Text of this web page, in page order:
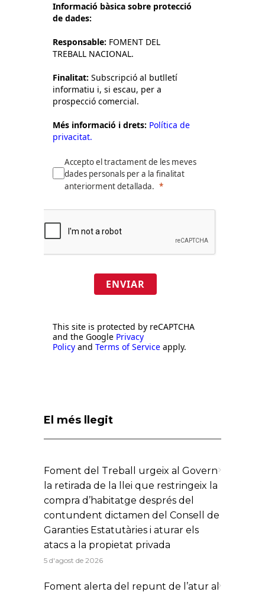
Informació bàsica sobre protecció
de dades:
Responsable: FOMENT DEL
TREBALL NACIONAL.
Finalitat: Subscripció al butlletí
informatiu i, si escau, per a
prospecció comercial.
Més informació i drets: Política de
privacitat.
Accepto el tractament de les meves
dades personals per a la finalitat
anteriorment detallada.
ENVIAR
This site is protected by reCAPTCHA
and the Google Privacy
Policy and Terms of Service apply.
El més llegit
Foment del Treball urgeix al Govern
la retirada de la llei que restringeix la
compra d’habitatge després del
contundent dictamen del Consell de
Garanties Estatutàries i aturar els
atacs a la propietat privada
5 d'agost de 2026
Foment alerta del repunt de l’atur al